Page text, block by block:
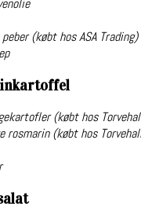
(købt hos ASA Trading)
(købt hos
rosmarin (købt hos